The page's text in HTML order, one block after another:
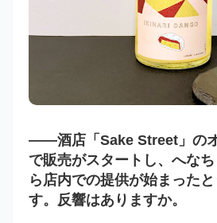
――酒店「Sake Street」の
で販売がスタートし、へな
ら店内での提供が始まった
す。反響はありますか。